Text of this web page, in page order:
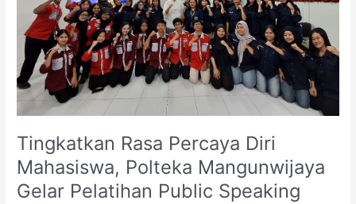
Tingkatkan Rasa Percaya Diri
Mahasiswa, Polteka Mangunwijaya
Gelar Pelatihan Public Speaking
Gelar
Pelatihan
Public
Speaking